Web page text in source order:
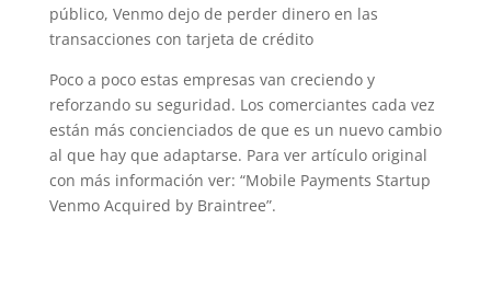
público, Venmo dejo de perder dinero en las
transacciones con tarjeta de crédito
Poco a poco estas empresas van creciendo y
reforzando su seguridad. Los comerciantes cada vez
están más concienciados de que es un nuevo cambio
al que hay que adaptarse. Para ver artículo original
con más información ver: “Mobile Payments Startup
Venmo Acquired by Braintree”.